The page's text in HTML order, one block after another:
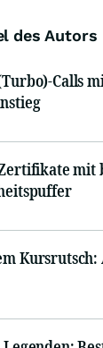
des Autors
Calls
mit
Kursrutsch: